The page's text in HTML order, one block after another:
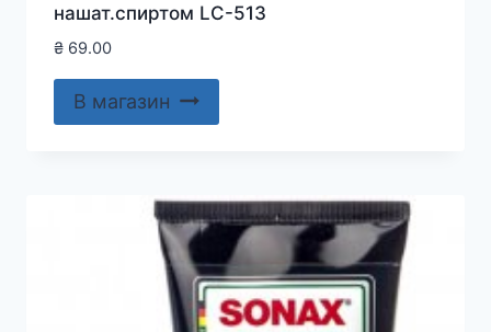
нашат.спиртом LC-513
₴69.00
В магазин